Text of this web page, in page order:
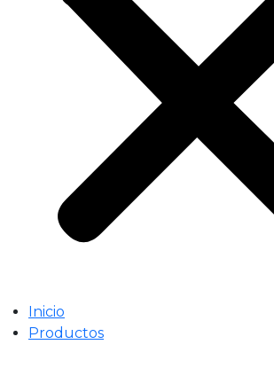
Inicio
Productos